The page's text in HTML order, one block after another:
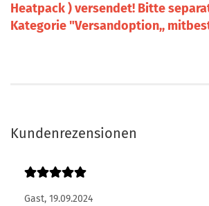
Heatpack ) versendet! Bitte
Kategorie "Versandoption,,
Kundenrezensionen
Gast, 19.09.2024